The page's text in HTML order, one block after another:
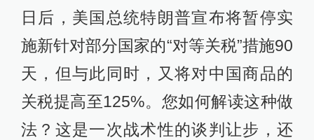
日后，美国总统特朗普宣布将暂停实
施新针对部分国家的“对等关税”措施90
天，但与此同时，又将对中国商品的
关税提高至125%。您如何解读这种做
法？这是一次战术性的谈判让步，还